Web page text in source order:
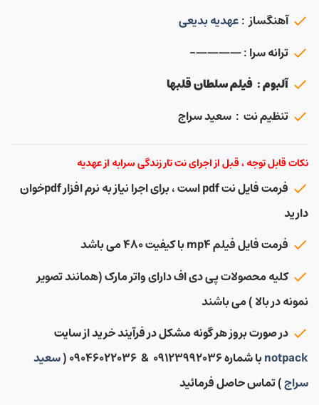
آهنگساز :عهدیه بدیعی
ترانه سرا : ————-
آلبوم : فیلم سلطان قلبها
تنظیم نت : سعید سراج
نکات قابل توجه ، قبل از اجرای نت تار زندگی سرابه از عهدیه
فرمت فایل نت pdf است ، برای اجرا نیاز به نرم افزار pdfخوان
دارید
فرمت فایل فیلم mp4 با کیفیت ۴۸۰ می باشد
کلیه محصولات پی دی اف دارای واتر مارک (همانند تصویر
نمونه در بالا ) می باشند
در صورت بروز هر گونه مشکل در فرآیند خرید از سایت
notpackبا شماره ۰۹۱۲۳۹۹۲۰۳۶ & ۰۹۰۴۶۰۲۲۰۳۶ (
سعید
سراج) تماس حاصل فرمائید